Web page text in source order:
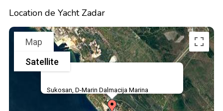
Location de Yacht Zadar
Sukosan, D-Marin Dalmacija Marina
Map
Satellite